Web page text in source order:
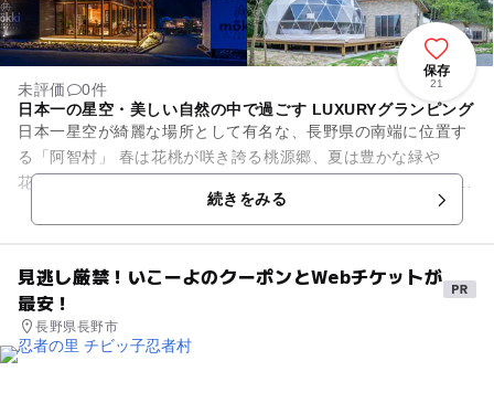
保存
21
未評価
0件
日本一の星空・美しい自然の中で過ごす LUXURYグランピング
日本一星空が綺麗な場所として有名な、長野県の南端に位置す
る「阿智村」 春は花桃が咲き誇る桃源郷、夏は豊かな緑や
花々、秋は山々が紅葉で彩どられ、冬は白銀の世界に 四季を通
して格別な自然美を楽し...続きをみる
見逃し厳禁！いこーよのクーポンとWebチケットが
最安！
長野県長野市